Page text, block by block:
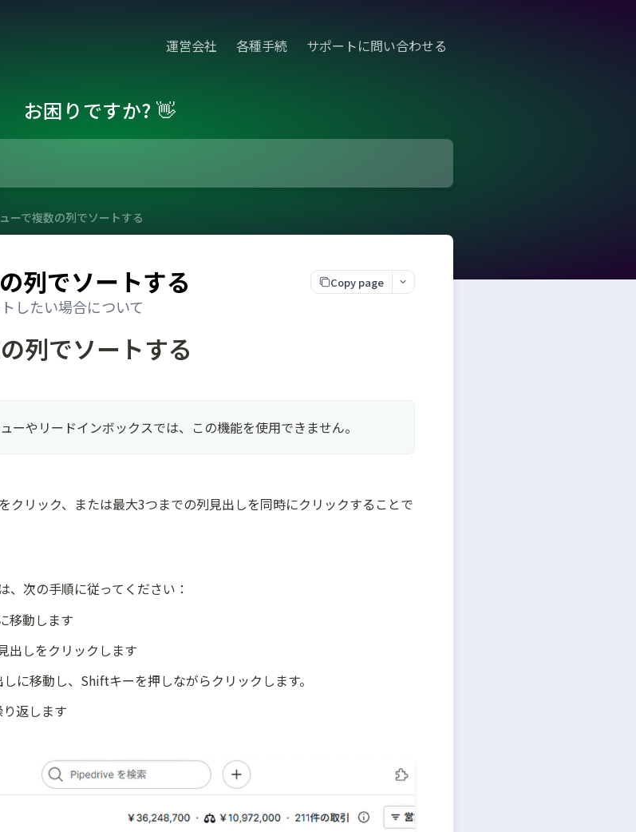
運営会社 各種手続 サポートに問い合わせる
お困りですか? 👋
ーで複数の列でソートする
列でソートする Copy page
したい場合について
列でソートする
ーやリードインボックスでは、この機能を使用できません。
クリック、または最大3つまでの列見出しを同時にクリックすることで
次の手順に従ってください：
移動します
出しをクリックします
に移動し、Shiftキーを押しながらクリックします。
返します